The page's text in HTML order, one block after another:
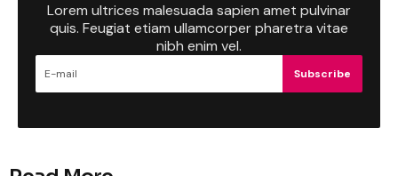
Lorem ultrices malesuada sapien amet pulvinar
quis. Feugiat etiam ullamcorper pharetra vitae
nibh enim vel.
Subscribe